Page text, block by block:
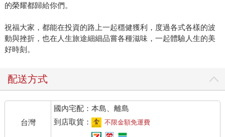
的榮耀都歸給你們。
祝福大家，都能在投資的路上一起穩健獲利，度過各式各樣的波
動與挫折，也在人生旅途細細品嘗各種滋味，一起體驗人生的美
好時刻。
配送方式
台灣
國內宅配：本島、離島
到店取貨：
不限金額免運費